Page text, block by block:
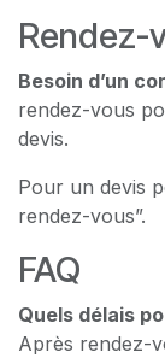
Rendez-
Besoin d’un
rendez-vous
devis.
Pour un devis
rendez-vous”.
FAQ
Quels délais
Après rendez-